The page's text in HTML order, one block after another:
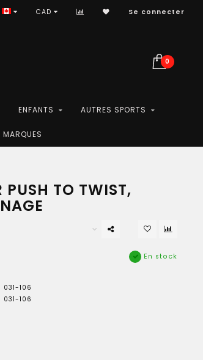
CAD Se connecter
0
ENFANTS AUTRES SPORTS
MARQUES
PUSH TO TWIST,
En stock
031-106
031-106